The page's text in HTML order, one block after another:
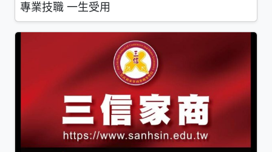
專業技職 一生受用